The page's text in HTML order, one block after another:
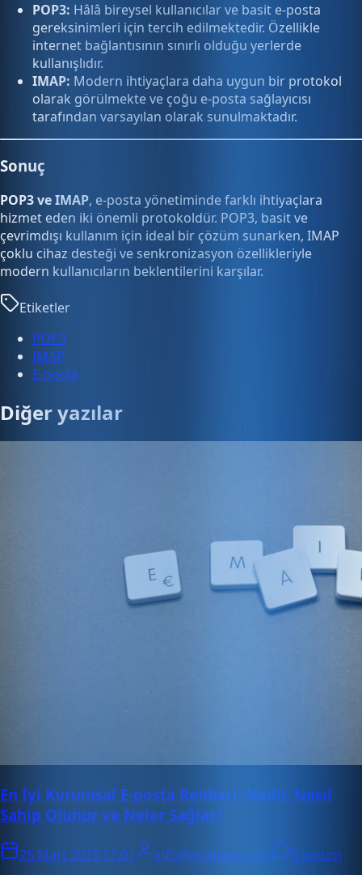
POP3: Hâlâ bireysel kullanıcılar ve basit e-posta
gereksinimleri için tercih edilmektedir. Özellikle
internet bağlantısının sınırlı olduğu yerlerde
kullanışlıdır.
IMAP: Modern ihtiyaçlara daha uygun bir protokol
olarak görülmekte ve çoğu e-posta sağlayıcısı
tarafından varsayılan olarak sunulmaktadır.
Sonuç
POP3 ve IMAP, e-posta yönetiminde farklı ihtiyaçlara
hizmet eden iki önemli protokoldür. POP3, basit ve
çevrimdışı kullanım için ideal bir çözüm sunarken, IMAP
çoklu cihaz desteği ve senkronizasyon özellikleriyle
modern kullanıcıların beklentilerini karşılar.
Etiketler
POP3
IMAP
E-posta
Diğer yazılar
En İyi Kurumsal E-posta Rehberi: Nedir, Nasıl
Sahip Olunur ve Neler Sağlar?
25 Mart 2025 17:01 info@enabase.com
0 yorum